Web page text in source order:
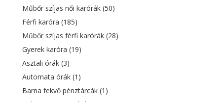
Műbőr szíjas női karórák (50)
Férfi karóra (185)
Műbőr szíjas férfi karórák (28)
Gyerek karóra (19)
Asztali órák (3)
Automata órák (1)
Barna fekvő pénztárcák (1)